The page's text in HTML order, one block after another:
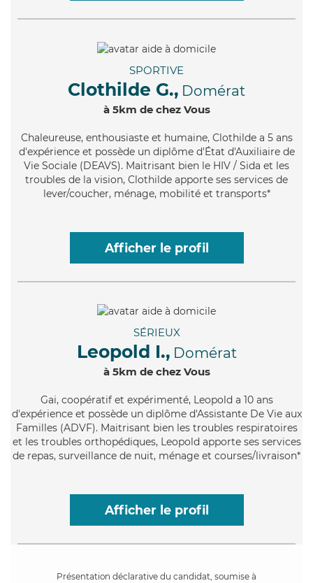
SPORTIVE
Clothilde G., Domérat
à 5km de chez Vous
Chaleureuse, enthousiaste et humaine, Clothilde a 5 ans
d'expérience et possède un diplôme d'État d'Auxiliaire de
Vie Sociale (DEAVS). Maitrisant bien le HIV / Sida et les
troubles de la vision, Clothilde apporte ses services de
lever/coucher, ménage, mobilité et transports*
Afficher le profil
SÉRIEUX
Leopold I., Domérat
à 5km de chez Vous
Gai, coopératif et expérimenté, Leopold a 10 ans
d'expérience et possède un diplôme d'Assistante De Vie aux
Familles (ADVF). Maitrisant bien les troubles respiratoires
et les troubles orthopédiques, Leopold apporte ses services
de repas, surveillance de nuit, ménage et courses/livraison*
Afficher le profil
Présentation déclarative du candidat, soumise à